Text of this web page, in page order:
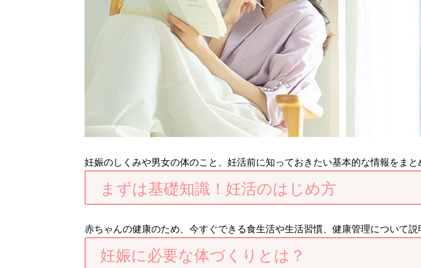
妊娠のしくみや男女の体のこと、妊活前に知っておきたい基本的な情報をまと
まずは基礎知識！妊活のはじめ方
赤ちゃんの健康のため、今すぐできる食生活や生活習慣、健康管理について説
妊娠に必要な体づくりとは？